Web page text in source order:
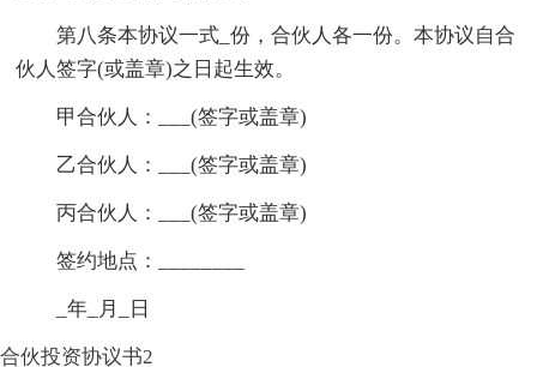
第八条本协议一式_份，合伙人各一份。本协议自合
伙人签字(或盖章)之日起生效。
甲合伙人：___(签字或盖章)
乙合伙人：___(签字或盖章)
丙合伙人：___(签字或盖章)
签约地点：________
_年_月_日
合伙投资协议书2